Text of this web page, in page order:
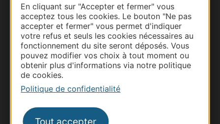
En cliquant sur "Accepter et fermer" vous
acceptez tous les cookies. Le bouton "Ne pas
accepter et fermer" vous permet d'indiquer
votre refus et seuls les cookies nécessaires au
fonctionnement du site seront déposés. Vous
pouvez modifier vos choix à tout moment ou
obtenir plus d'informations via notre politique
de cookies.
Politique de confidentialité
Carte interactive
Documentation